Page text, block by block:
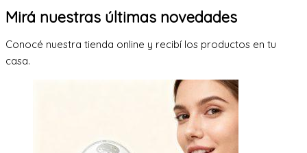
Mirá nuestras últimas novedades
Conocé nuestra tienda online y recibí los productos en tu
casa.